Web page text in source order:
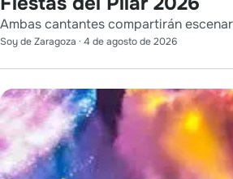
Ambas cantantes compartirán
Soy de Zaragoza · 4 de agosto de 2026